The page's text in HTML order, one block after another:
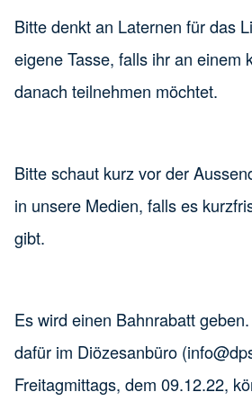
Bitte denkt an Laternen für das
eigene Tasse, falls ihr an einem
danach teilnehmen möchtet.
Bitte schaut kurz vor der
in unsere Medien, falls es
gibt.
Es wird einen Bahnrabatt
dafür im Diözesanbüro
Freitagmittags, dem 09.12.22,